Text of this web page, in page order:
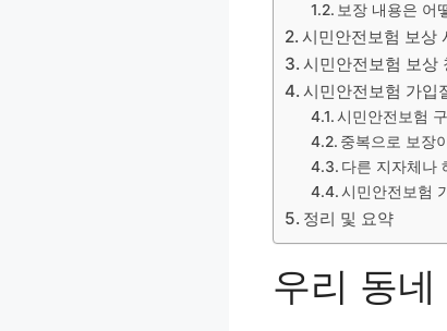
보장 내용은 어
시민안전보험 보상
시민안전보험 보상
시민안전보험 가입
시민안전보험
중복으로 보장
다른 지자체나
시민안전보험
정리 및 요약
우리 동